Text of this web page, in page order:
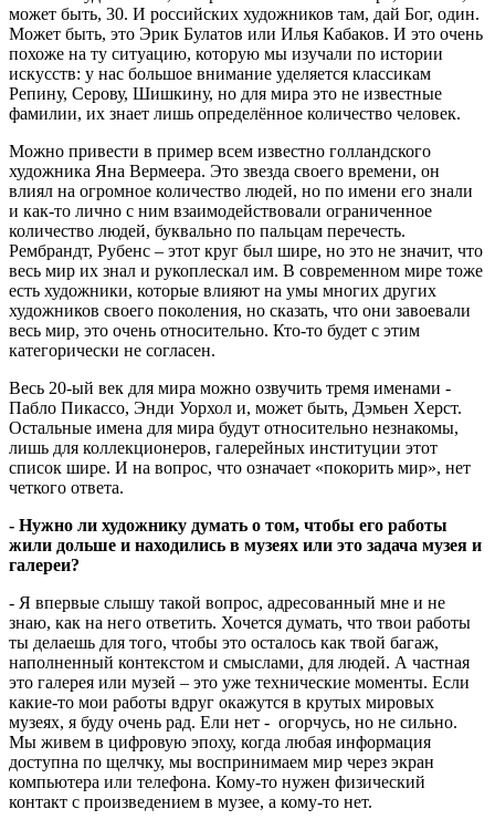
может быть, 30. И российских художников там, дай Бог, один.
Может быть, это Эрик Булатов или Илья Кабаков. И это очень
похоже на ту ситуацию, которую мы изучали по истории
искусств: у нас большое внимание уделяется классикам
Репину, Серову, Шишкину, но для мира это не известные
фамилии, их знает лишь определённое количество человек.
Можно привести в пример всем известно голландского
художника Яна Вермеера. Это звезда своего времени, он
влиял на огромное количество людей, но по имени его знали
и как-то лично с ним взаимодействовали ограниченное
количество людей, буквально по пальцам перечесть.
Рембрандт, Рубенс – этот круг был шире, но это не значит, что
весь мир их знал и рукоплескал им. В современном мире тоже
есть художники, которые влияют на умы многих других
художников своего поколения, но сказать, что они завоевали
весь мир, это очень относительно. Кто-то будет с этим
категорически не согласен.
Весь 20-ый век для мира можно озвучить тремя именами -
Пабло Пикассо, Энди Уорхол и, может быть, Дэмьен Херст.
Остальные имена для мира будут относительно незнакомы,
лишь для коллекционеров, галерейных институции этот
список шире. И на вопрос, что означает «покорить мир», нет
четкого ответа.
- Нужно ли художнику думать о том, чтобы его работы
жили дольше и находились в музеях или это задача музея и
галереи?
- Я впервые слышу такой вопрос, адресованный мне и не
знаю, как на него ответить. Хочется думать, что твои работы
ты делаешь для того, чтобы это осталось как твой багаж,
наполненный контекстом и смыслами, для людей. А частная
это галерея или музей – это уже технические моменты. Если
какие-то мои работы вдруг окажутся в крутых мировых
музеях, я буду очень рад. Ели нет - огорчусь, но не сильно.
Мы живем в цифровую эпоху, когда любая информация
доступна по щелчку, мы воспринимаем мир через экран
компьютера или телефона. Кому-то нужен физический
контакт с произведением в музее, а кому-то нет.